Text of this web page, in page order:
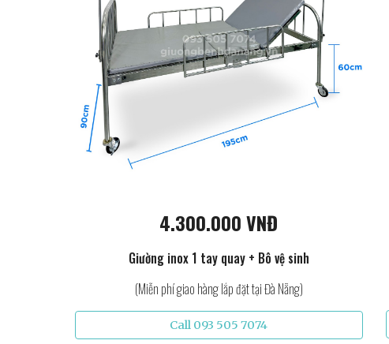
4.300.000 VNĐ
Giường inox 1 tay quay + Bô vệ sinh
(Miễn phí giao hàng lắp đặt tại Đà Nẵng)
Call 093 505 7074